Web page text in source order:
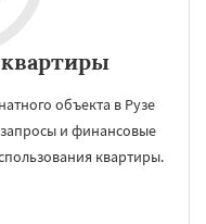
объекта в Рузе
и финансовые
квартиры.